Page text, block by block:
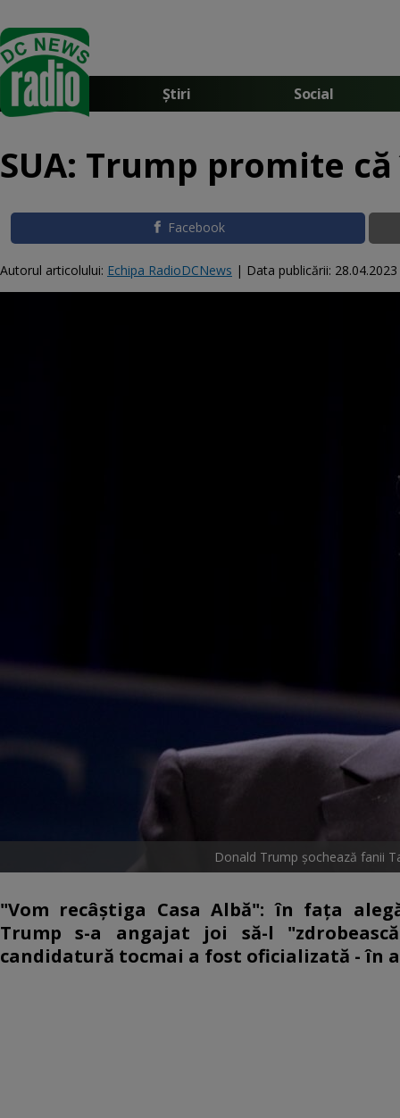
Știri Social
SUA: Trump promite
Facebook
Autorul articolului: Echipa RadioDCNews | Data publicării:
Donald Trump șochează fanii
"Vom recâştiga Casa Albă": în faţa
Trump s-a angajat joi să-l
candidatură tocmai a fost oficializată - în